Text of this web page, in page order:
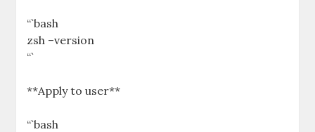
“`bash
zsh –version
“`
**Apply to user**
“`bash